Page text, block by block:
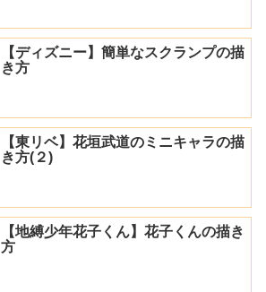
【ディズニー】簡単なスクランプの描
き方
【東リベ】花垣武道のミニキャラの描
き方(２)
【地縛少年花子くん】花子くんの描き
方